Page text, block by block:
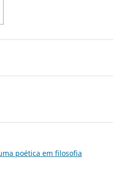
poética em filosofia